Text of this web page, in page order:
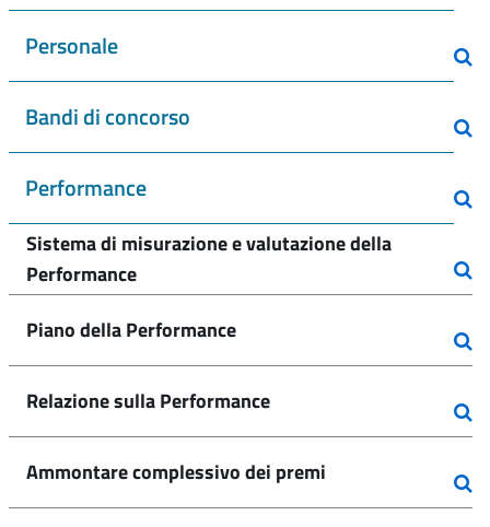
Personale
Bandi di concorso
Performance
Sistema di misurazione e valutazione della
Performance
Piano della Performance
Relazione sulla Performance
Ammontare complessivo dei premi